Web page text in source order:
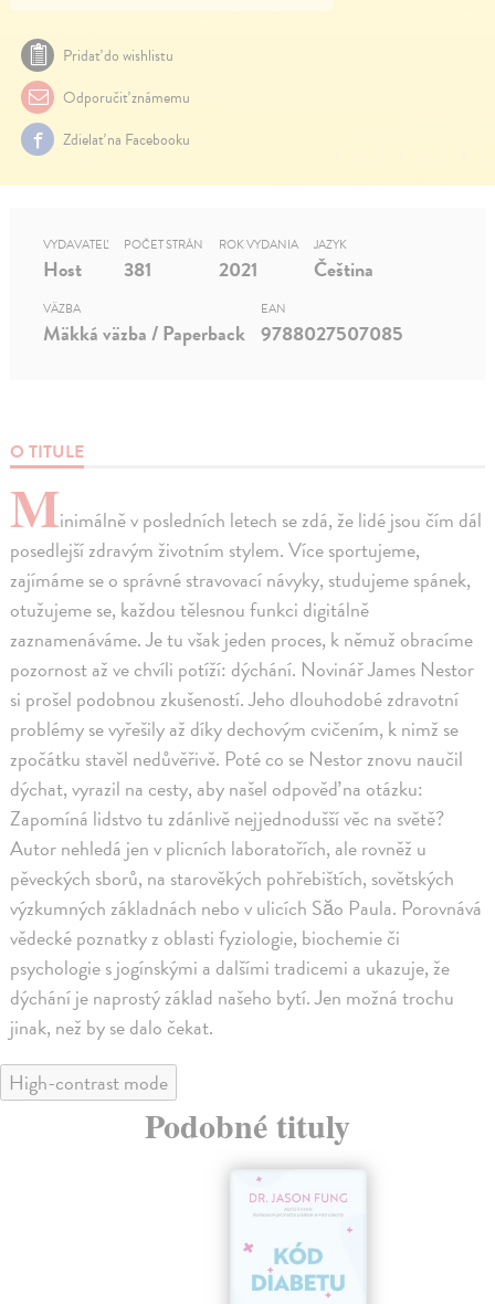
Pridať do wishlistu
Odporučiť známemu
Zdielať na Facebooku
O TITULE
Minimálně v posledních letech se zdá, že lidé jsou čím dál
posedlejší zdravým životním stylem. Více sportujeme,
zajímáme se o správné stravovací návyky, studujeme spánek,
otužujeme se, každou tělesnou funkci digitálně
zaznamenáváme. Je tu však jeden proces, k němuž obracíme
pozornost až ve chvíli potíží: dýchání. Novinář James Nestor
si prošel podobnou zkušeností. Jeho dlouhodobé zdravotní
problémy se vyřešily až díky dechovým cvičením, k nimž se
zpočátku stavěl nedůvěřivě. Poté co se Nestor znovu naučil
dýchat, vyrazil na cesty, aby našel odpověď na otázku:
Zapomíná lidstvo tu zdánlivě nejjednodušší věc na světě?
Autor nehledá jen v plicních laboratořích, ale rovněž u
pěveckých sborů, na starověkých pohřebištích, sovětských
výzkumných základnách nebo v ulicích Săo Paula. Porovnává
vědecké poznatky z oblasti fyziologie, biochemie či
psychologie s jogínskými a dalšími tradicemi a ukazuje, že
dýchání je naprostý základ našeho bytí. Jen možná trochu
jinak, než by se dalo čekat.
VYDAVATEĽ
Host
POČET STRÁN
381
ROK VYDANIA
2021
JAZYK
Čeština
VÄZBA
Mäkká väzba / Paperback
EAN
9788027507085
High-contrast mode
Podobné tituly